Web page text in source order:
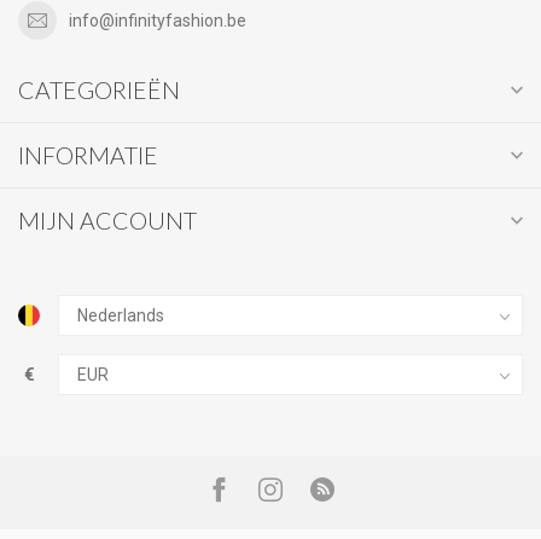
info@infinityfashion.be
CATEGORIEËN
INFORMATIE
MIJN ACCOUNT
€